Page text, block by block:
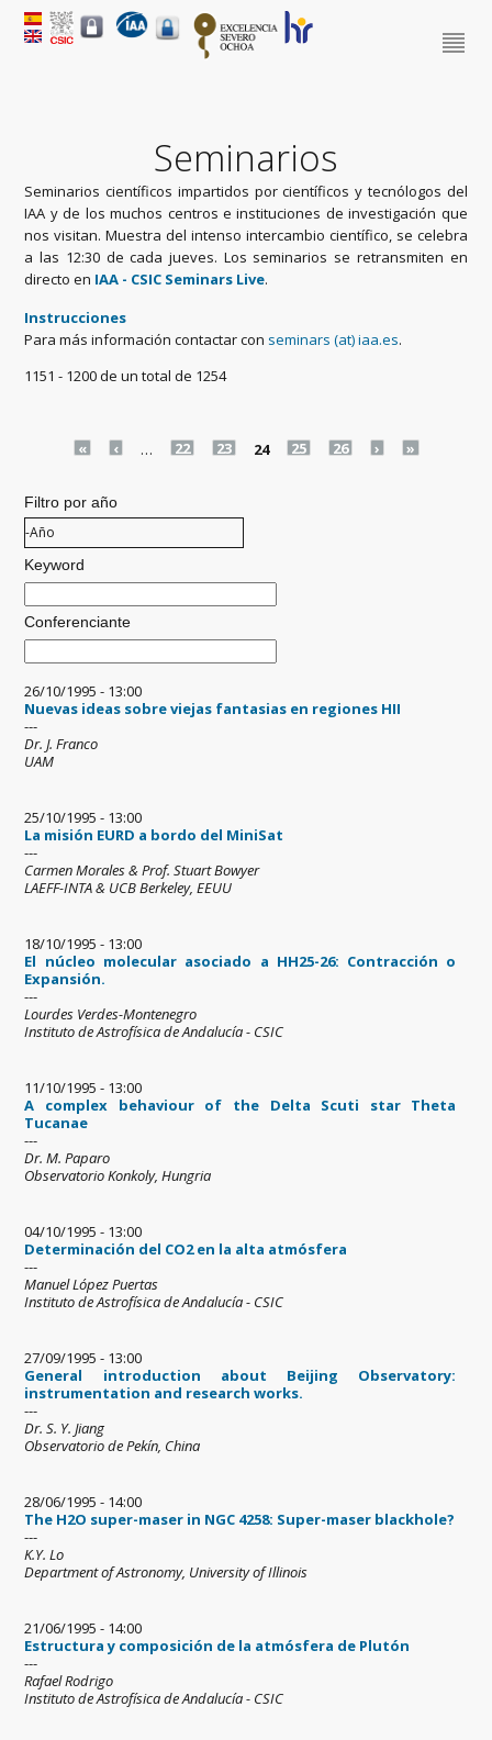
Seminarios
Seminarios científicos impartidos por científicos y tecnólogos del
IAA y de los muchos centros e instituciones de investigación que
nos visitan. Muestra del intenso intercambio científico, se celebra
a las 12:30 de cada jueves. Los seminarios se retransmiten en
directo en IAA - CSIC Seminars Live.
Instrucciones
Para más información contactar con seminars (at) iaa.es.
1151 - 1200 de un total de 1254
Pages
« ‹ … 22 23 24 25 26 › »
Filtro por año
Filtro por año
Año
Keyword
Conferenciante
26/10/1995 - 13:00
Nuevas ideas sobre viejas fantasias en regiones HII
---
Dr. J. Franco
UAM
25/10/1995 - 13:00
La misión EURD a bordo del MiniSat
---
Carmen Morales & Prof. Stuart Bowyer
LAEFF-INTA & UCB Berkeley, EEUU
18/10/1995 - 13:00
El núcleo molecular asociado a HH25-26: Contracción o
Expansión.
---
Lourdes Verdes-Montenegro
Instituto de Astrofísica de Andalucía - CSIC
11/10/1995 - 13:00
A complex behaviour of the Delta Scuti star Theta
Tucanae
---
Dr. M. Paparo
Observatorio Konkoly, Hungria
04/10/1995 - 13:00
Determinación del CO2 en la alta atmósfera
---
Manuel López Puertas
Instituto de Astrofísica de Andalucía - CSIC
27/09/1995 - 13:00
General introduction about Beijing Observatory:
instrumentation and research works.
---
Dr. S. Y. Jiang
Observatorio de Pekín, China
28/06/1995 - 14:00
The H2O super-maser in NGC 4258: Super-maser blackhole?
---
K.Y. Lo
Department of Astronomy, University of Illinois
21/06/1995 - 14:00
Estructura y composición de la atmósfera de Plutón
---
Rafael Rodrigo
Instituto de Astrofísica de Andalucía - CSIC